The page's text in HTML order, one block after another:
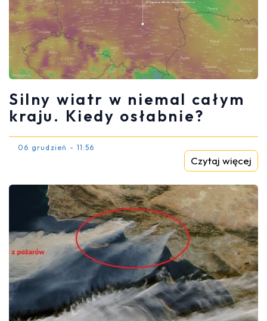
Silny wiatr w niemal całym
kraju. Kiedy osłabnie?
06 grudzień - 11:56
Czytaj więcej